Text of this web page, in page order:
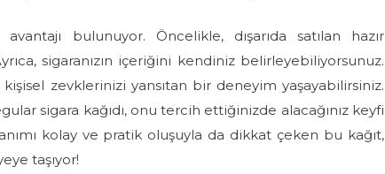
bulunuyor. Öncelikle, dışarıda satılan hazır
sigaranızın içeriğini kendiniz belirleyebiliyorsunuz.
zevklerinizi yansıtan bir deneyim yaşayabilirsiniz.
sigara kağıdı, onu tercih ettiğinizde alacağınız keyfi
kolay ve pratik oluşuyla da dikkat çeken bu kağıt,
taşıyor!